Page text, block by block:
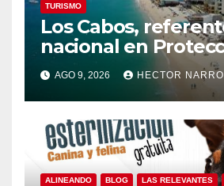
TURISMO
Los Cabos,
nacional en
AGO 9, 2026 HECTOR NARRO
ALINEANDO BLOG LAS RELEVANTES